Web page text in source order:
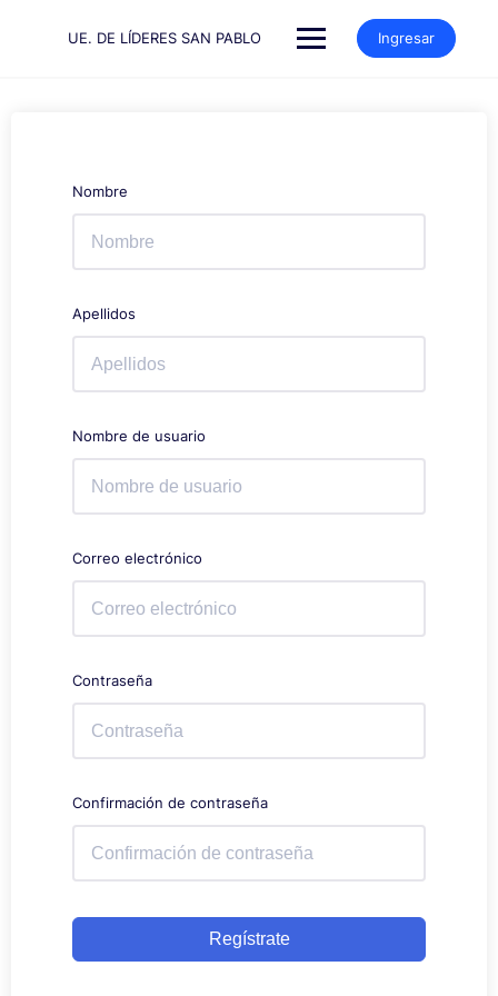
UE. DE LÍDERES SAN PABLO Ingresar
Nombre
Apellidos
Nombre de usuario
Correo electrónico
Contraseña
Confirmación de contraseña
Regístrate